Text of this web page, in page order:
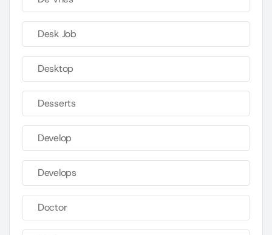
Desk Job
Desktop
Desserts
Develop
Develops
Doctor